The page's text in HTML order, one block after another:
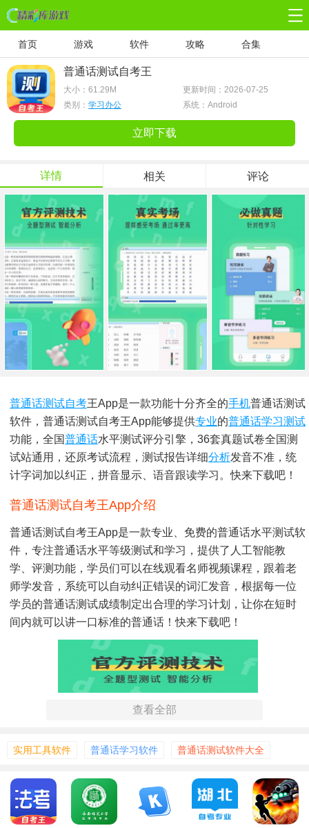
首页 游戏 软件 攻略 合集
普通话测试自考王
大小： 61.29M
更新时间：2026-07-25
类别： 学习办公 系统：Android
立即下载
详情 相关 评论
普通话测试自考王app是一款功能十分齐全的手机普通话测试
软件，普通话测试自考王app能够提供专业的普通话学习测试
功能，全国普通话水平测试评分引擎，36套真题试卷全国测
试站通用，还原考试流程，测试报告详细分析发音不准，统
计字词加以纠正，拼音显示、语音跟读学习。快来下载吧！
普通话测试自考王app介绍
普通话测试自考王app是一款专业、免费的普通话水平测试软
件，专注普通话水平等级测试和学习，提供了人工智能教
学、评测功能，学员们可以在线观看名师视频课程，跟着老
师学发音，系统可以自动纠正错误的词汇发音，根据每一位
学员的普通话测试成绩制定出合理的学习计划，让你在短时
间内就可以讲一口标准的普通话！快来下载吧！
查看全部
实用工具软件 普通话学习软件 普通话测试软件大全